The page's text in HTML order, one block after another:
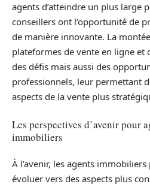
agents d’atteindre un plus large
conseillers ont l’opportunité de
de manière innovante. La
plateformes de vente en ligne et
des défis mais aussi des
professionnels, leur permettant
aspects de la vente plus
Les perspectives d’avenir pour
immobiliers
À l’avenir, les agents
évoluer vers des aspects plus